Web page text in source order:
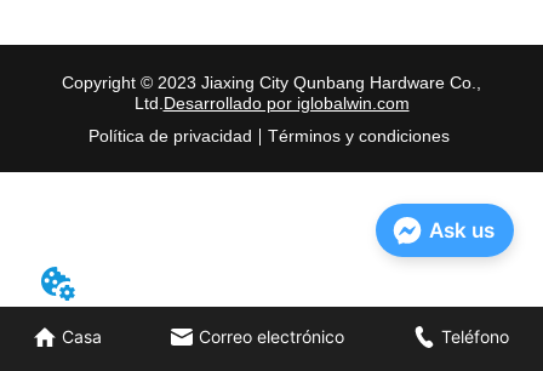
Casa Correo electrónico Teléfono
Copyright © 2023 Jiaxing City Qunbang Hardware Co.,
Ltd. Desarrollado por iglobalwin.com
Política de privacidad
Términos y condiciones
Ask us